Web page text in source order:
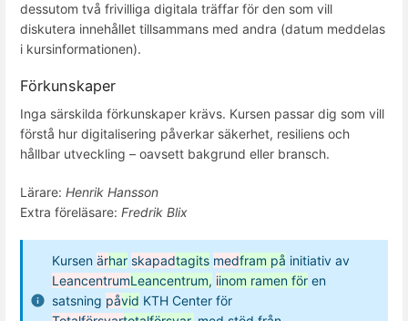
dessutom två frivilliga digitala träffar för den som vill
diskutera innehållet tillsammans med andra (datum meddelas
i kursinformationen).
Förkunskaper
Inga särskilda förkunskaper krävs. Kursen passar dig som vill
förstå hur digitalisering påverkar säkerhet, resiliens och
hållbar utveckling – oavsett bakgrund eller bransch.
Lärare: Henrik Hansson
Extra föreläsare: Fredrik Blix
Kursen ärhar skapadtagits medfram på initiativ av
LeancentrumLeancentrum, iinom ramen för en
satsning påvid KTH Center för